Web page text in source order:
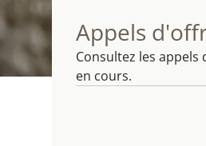
Appels
Consultez les
en cours.